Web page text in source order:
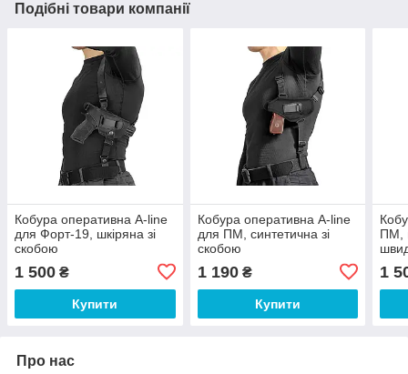
Подібні товари компанії
Кобура оперативна A-line
для Форт-19, шкіряна зі
скобою
1 500 ₴
Купити
Кобура оперативна A-line
для ПМ, синтетична зі
скобою
1 190₴
Купити
ПМ,
1
Про нас